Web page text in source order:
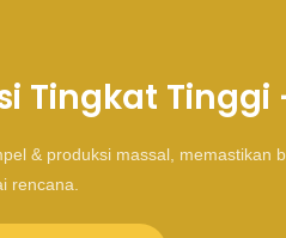
Tingkat
& produksi massal, memastikan
rencana.